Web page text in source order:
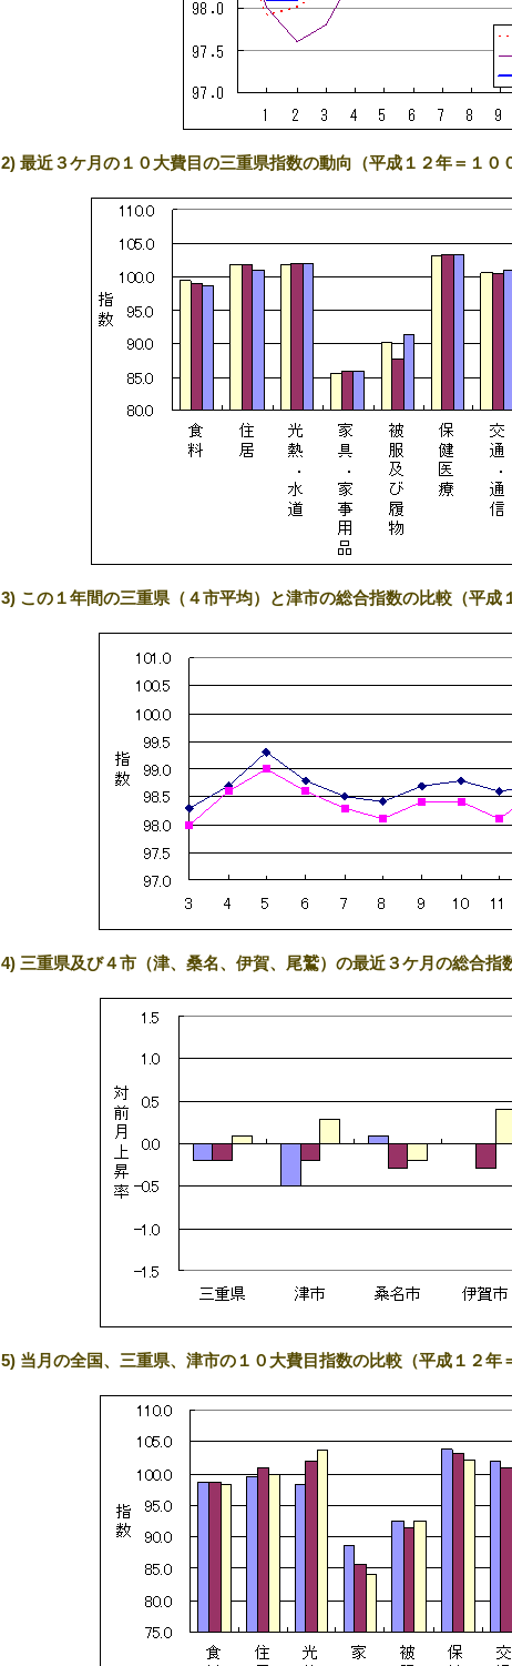
2) 最近３ケ月の１０大費目の三重県指数の動向（平成１２年＝１０
3) この１年間の三重県（４市平均）と津市の総合指数の比較（平成
4) 三重県及び４市（津、桑名、伊賀、尾鷲）の最近３ケ月の総合指
5) 当月の全国、三重県、津市の１０大費目指数の比較（平成１２年